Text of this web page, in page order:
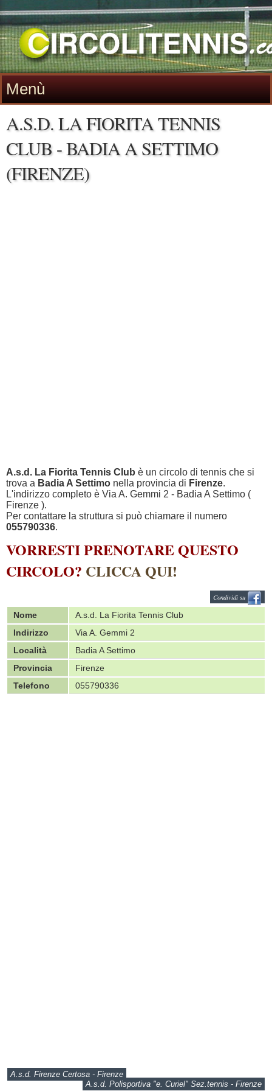
Menù
A.S.D. LA FIORITA TENNIS
CLUB - BADIA A SETTIMO
(FIRENZE)
A.s.d. La Fiorita Tennis Club è un circolo di tennis che si
trova a Badia A Settimo nella provincia di Firenze.
L'indirizzo completo è Via A. Gemmi 2 - Badia A Settimo (
Firenze ).
Per contattare la struttura si può chiamare il numero
055790336.
VORRESTI PRENOTARE QUESTO
CIRCOLO? CLICCA QUI!
Condividi su
Nome
A.s.d. La Fiorita Tennis Club
Indirizzo
Via A. Gemmi 2
Località
Badia A Settimo
Provincia
Firenze
Telefono
055790336
A.s.d. Firenze Certosa - Firenze
A.s.d. Polisportiva "e. Curiel" Sez.tennis - Firenze